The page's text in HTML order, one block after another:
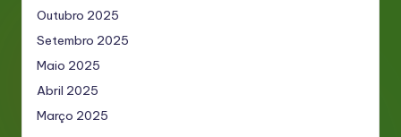
Outubro 2025
Setembro 2025
Maio 2025
Abril 2025
Março 2025